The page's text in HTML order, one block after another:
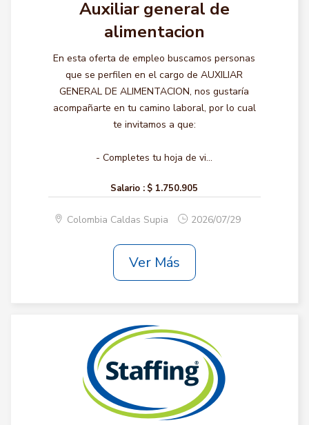
Auxiliar general de
alimentacion
En esta oferta de empleo buscamos personas
que se perfilen en el cargo de AUXILIAR
GENERAL DE ALIMENTACION, nos gustaría
acompañarte en tu camino laboral, por lo cual
te invitamos a que:
- Completes tu hoja de vi...
Salario : $ 1.750.905
Colombia Caldas Supia 2026/07/29
Ver Más